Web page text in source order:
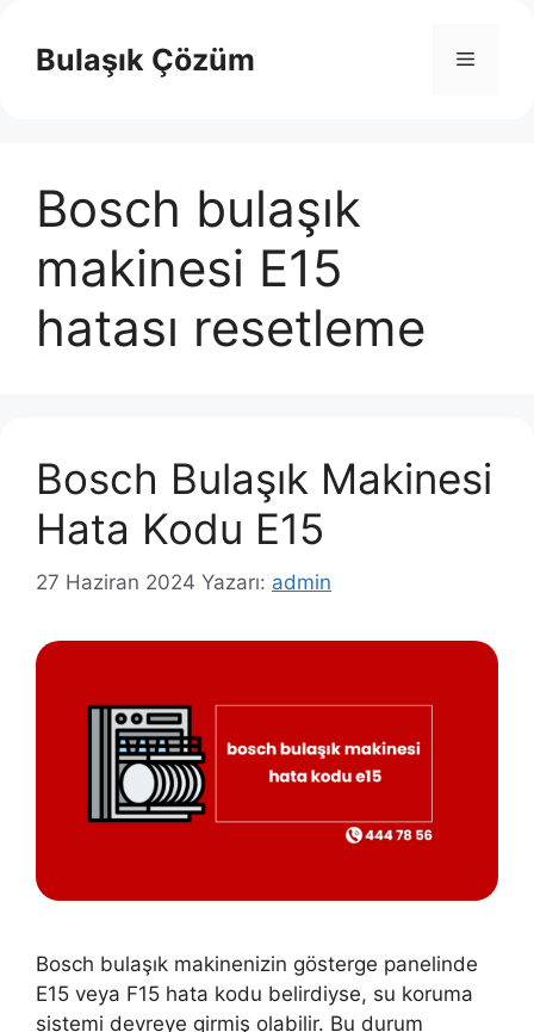
Bulaşık Çözüm Menü
Bosch bulaşık
makinesi E15
hatası resetleme
Bosch Bulaşık Makinesi
Hata Kodu E15
27 Haziran 2024 Yazarı: admin
Bosch bulaşık makinenizin gösterge panelinde
E15 veya F15 hata kodu belirdiyse, su koruma
sistemi devreye girmiş olabilir. Bu durum